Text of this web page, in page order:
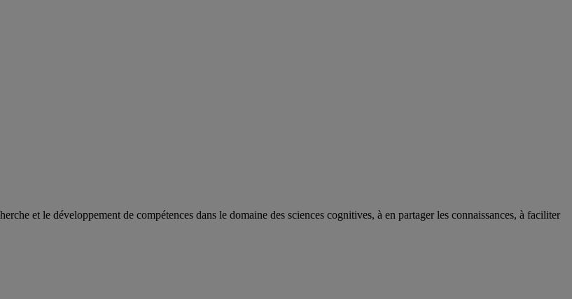
et le développement de compétences dans le domaine des sciences cognitives, à en partager les connaissances, à faciliter